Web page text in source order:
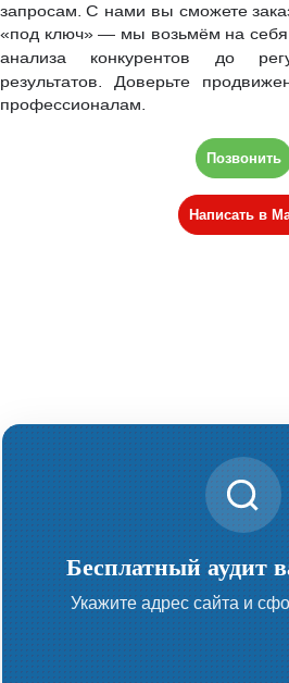
запросам. С нами вы сможете
«под ключ» — мы возьмём на себя
анализа конкурентов до
результатов.
Доверьте
профессионалам.
Позвонить
Написать в
Бесплатный аудит
Укажите адрес сайта и